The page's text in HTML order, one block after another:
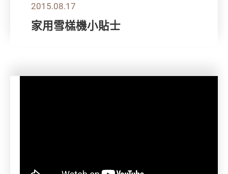
2015.08.17
家用雪榚機小貼士